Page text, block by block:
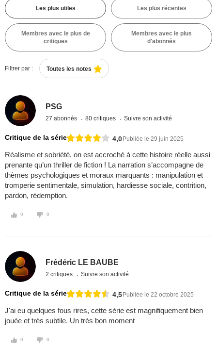
Les plus utiles Les plus récentes
Membres avec le plus de
critiques
Membres avec le plus
d'abonnés
Filtrer par : Toutes les notes
PSG
27 abonnés 80 critiques Suivre son activité
Critique de la série 4,0Publiée le 29 juin 2025
Réalisme et sobriété, on est accroché à cette histoire réelle aussi
prenante qu’un thriller de fiction ! La narration s’accompagne de
thèmes psychologiques et moraux marquants : manipulation et
tromperie sentimentale, simulation, hardiesse sociale, contrition,
pardon, rédemption.
0 0
Frédéric LE BAUBE
2 critiques Suivre son activité
Critique de la série 4,5Publiée le 22 octobre 2025
J'ai eu quelques fous rires, cette série est magnifiquement bien
jouée et très subtile. Un très bon moment
0 0